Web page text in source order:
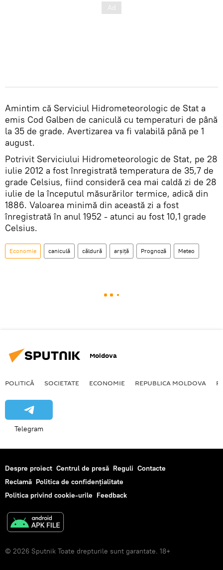
Amintim că Serviciul Hidrometeorologic de Stat a
emis Cod Galben de caniculă cu temperaturi de până
la 35 de grade. Avertizarea va fi valabilă până pe 1
august.
Potrivit Serviciului Hidrometeorologic de Stat, pe 28
iulie 2012 a fost înregistrată temperatura de 35,7 de
grade Celsius, fiind consideră cea mai caldă zi de 28
iulie de la începutul măsurărilor termice, adică din
1886. Valoarea minimă din această zi a fost
înregistrată în anul 1952 - atunci au fost 10,1 grade
Celsius.
Economie caniculă căldură arșiță Prognoză Meteo
Moldova
POLITICĂ SOCIETATE ECONOMIE REPUBLICA MOLDOVA
Telegram
Despre proiect Centrul de presă Reguli Contacte
Reclamă Politica de confidențialitate
Politica privind cookie-urile Feedback
© 2026 Sputnik Toate drepturile sunt garantate. 18+